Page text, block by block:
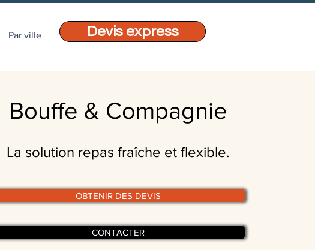
Par ville Devis express
Bouffe & Compagnie
La solution repas fraîche et flexible.
OBTENIR DES DEVIS
CONTACTER